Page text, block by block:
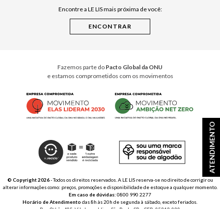
ATENDIMENTO
Cuidados CasaEncontre a LE LIS mais próxima de você:
Fazemos parte do Pacto Global da ONU
e estamos comprometidos com os movimentos
© Copyright 2026- Todos os direitos reservados. A LE LIS reserva-se no direito de corrigir ou
alterar informações como: preços, promoções e disponibilidade de estoque a qualquer momento.
Em caso de dúvidas: 0800 990 2277
Horário de Atendimento das 8h às 20h de segunda à sábado, exceto feriados.
Rua Othão 405, Vila Leopoldina, São Paulo, SP – CEP: 05313-020